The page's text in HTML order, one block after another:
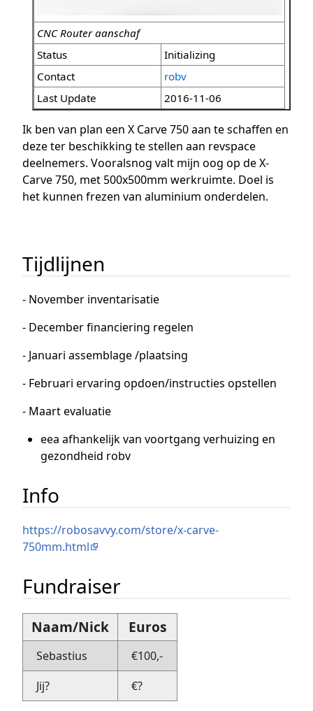
CNC Router aanschaf
Status
Initializing
Contact
robv
Last Update
2016-11-06
Ik ben van plan een X Carve 750 aan te schaffen en
deze ter beschikking te stellen aan revspace
deelnemers. Vooralsnog valt mijn oog op de X-
Carve 750, met 500x500mm werkruimte. Doel is
het kunnen frezen van aluminium onderdelen.
Tijdlijnen
- November inventarisatie
- December financiering regelen
- Januari assemblage /plaatsing
- Februari ervaring opdoen/instructies opstellen
- Maart evaluatie
eea afhankelijk van voortgang verhuizing en
gezondheid robv
Info
https://robosavvy.com/store/x-carve-
750mm.html
Fundraiser
Naam/Nick Euros
Sebastius
€100,-
Jij?
€?